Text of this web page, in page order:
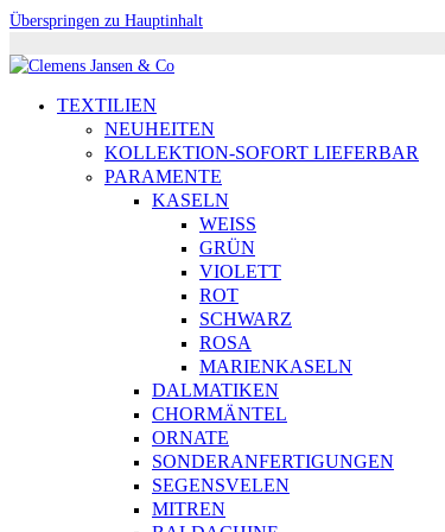
Überspringen zu Hauptinhalt
TEXTILIEN
NEUHEITEN
KOLLEKTION-SOFORT LIEFERBAR
PARAMENTE
KASELN
WEISS
GRÜN
VIOLETT
ROT
SCHWARZ
ROSA
MARIENKASELN
DALMATIKEN
CHORMÄNTEL
ORNATE
SONDERANFERTIGUNGEN
SEGENSVELEN
MITREN